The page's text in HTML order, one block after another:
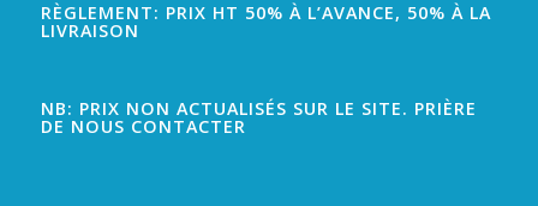
RÈGLEMENT: PRIX HT 50% À L’AVANCE, 50% À LA
LIVRAISON
NB: PRIX NON ACTUALISÉS SUR LE SITE. PRIÈRE
DE NOUS CONTACTER